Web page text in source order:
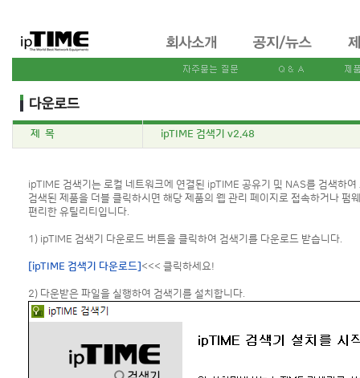
제 목 ipTIME 검색기 v2.48
ipTIME 검색기는 로컬 네트워크에 연결된 ipTIME 공유기 및 NAS를 검색하여
검색된 제품을 더블 클릭하시면 해당 제품의 웹 관리 페이지로 접속하거나 펌
편리한 유틸리티입니다.
1) ipTIME 검색기 다운로드 버튼을 클릭하여 검색기를 다운로드 받습니다.
[ipTIME 검색기 다운로드] <<< 클릭하세요!
2) 다운받은 파일을 실행하여 검색기를 설치합니다.